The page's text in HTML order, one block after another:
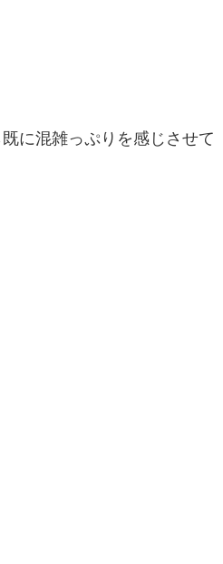
に混雑っぷりを感じさせて